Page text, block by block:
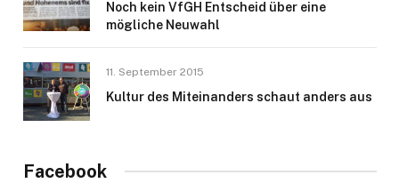
Noch kein VfGH Entscheid über eine
mögliche Neuwahl
11. September 2015
Kultur des Miteinanders schaut anders aus
Facebook